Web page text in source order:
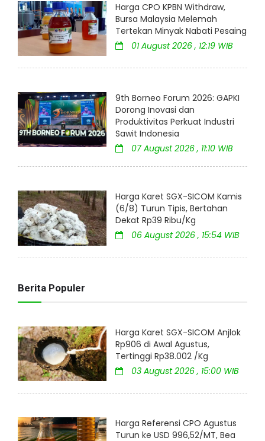
Harga CPO KPBN Withdraw,
Bursa Malaysia Melemah
Tertekan Minyak Nabati Pesaing
01 August 2026 , 12:19 WIB
9th Borneo Forum 2026: GAPKI
Dorong Inovasi dan
Produktivitas Perkuat Industri
Sawit Indonesia
07 August 2026 , 11:10 WIB
Harga Karet SGX-SICOM Kamis
(6/8) Turun Tipis, Bertahan
Dekat Rp39 Ribu/Kg
06 August 2026 , 15:54 WIB
Berita Populer
Harga Karet SGX-SICOM Anjlok
Rp906 di Awal Agustus,
Tertinggi Rp38.002 /Kg
03 August 2026 , 15:00 WIB
Harga Referensi CPO Agustus
Turun ke USD 996,52/MT, Bea